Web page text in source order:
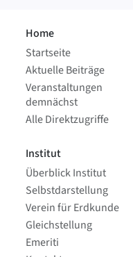
Home
Startseite
Aktuelle Beiträge
Veranstaltungen
demnächst
Alle Direktzugriffe
Institut
Überblick Institut
Selbstdarstellung
Verein für Erdkunde
Gleichstellung
Emeriti